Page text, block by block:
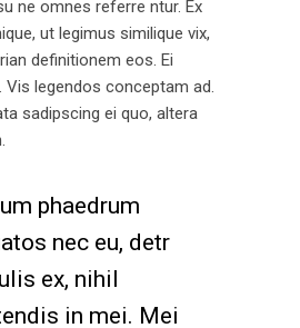
ne omnes referre ntur. Ex
ut legimus similique vix,
definitionem eos. Ei
Vis legendos conceptam ad.
sadipscing ei quo, altera
phaedrum
nec eu, detr
ex, nihil
in mei. Mei